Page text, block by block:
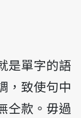
是單字的語
，致使句中
仝款。毋過